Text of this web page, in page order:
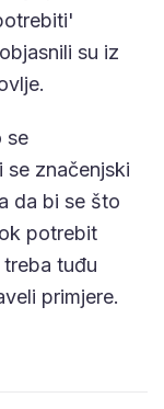
su iz
se
se značenjski
da bi se što
potrebit
tuđu
primjere.